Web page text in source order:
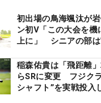
初出場の鳥海颯汰が
ン初V「この大会を機
上に」 シニアの部は
稲森佑貴は「飛距離
らSRに変更 フジク
シャフト”を実戦投入